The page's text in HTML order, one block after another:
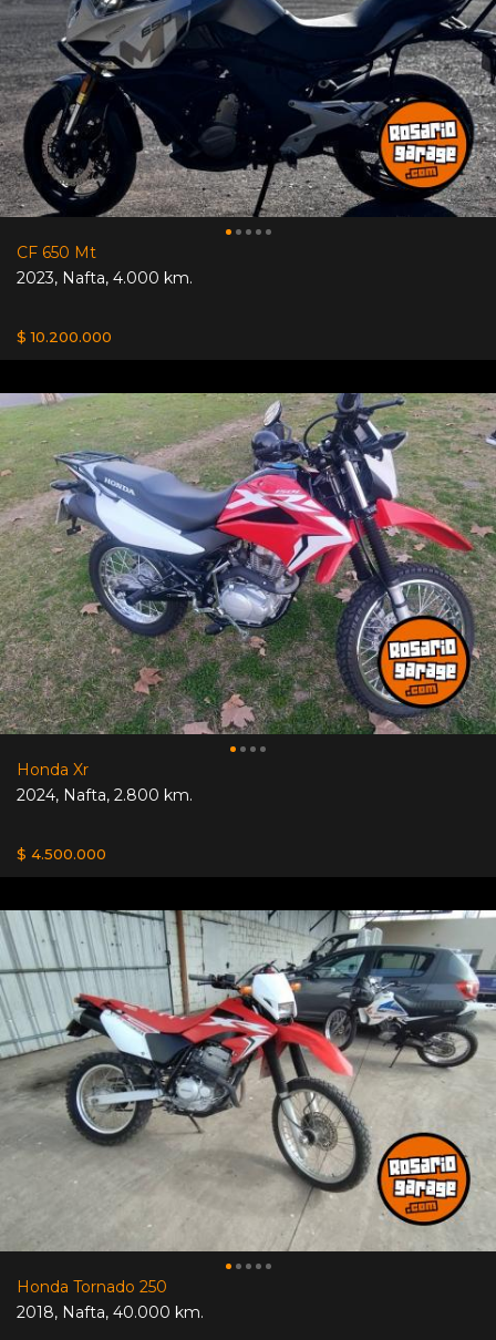
CF 650 Mt
2023, Nafta, 4.000 km.
$ 10.200.000
Honda Xr
2024, Nafta, 2.800 km.
$ 4.500.000
Honda Tornado 250
2018, Nafta, 40.000 km.